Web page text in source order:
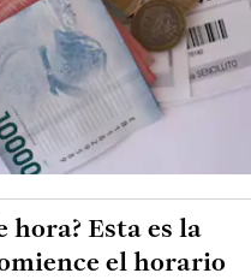
hora? Esta es la
el horario